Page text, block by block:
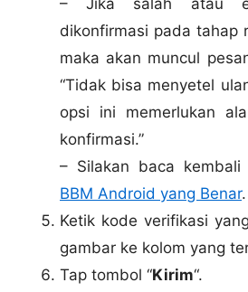
dikonfirmasi pada tahap
maka akan muncul
“Tidak bisa menyetel
opsi ini memerlukan
konfirmasi.”
– Silakan baca kembali
BBM Android yang Benar.
Ketik kode verifikasi
gambar ke kolom yang
Tap tombol “Kirim“.